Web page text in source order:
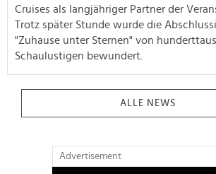
Cruises als langjähriger Partner der
Trotz später Stunde wurde die
"Zuhause unter Sternen" von
Schaulustigen bewundert.
ALLE NEWS
Advertisement